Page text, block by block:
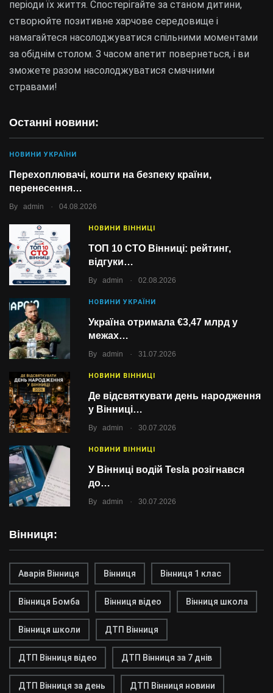
Останні новини:
НОВИНИ УКРАЇНИ
Перехоплювачі, кошти на безпеку країни,
перенесення…
By admin . 04.08.2026
НОВИНИ ВІННИЦІ
ТОП 10 СТО Вінниці: рейтинг,
відгуки…
By admin . 02.08.2026
НОВИНИ УКРАЇНИ
Україна отримала €3,47 млрд у
межах…
By admin . 31.07.2026
НОВИНИ ВІННИЦІ
Де відсвяткувати день народження
у Вінниці…
By admin . 30.07.2026
НОВИНИ ВІННИЦІ
У Вінниці водій Tesla розігнався
до…
By admin . 30.07.2026
Вінниця:
Аварія Вінниця Вінниця Вінниця 1 клас
Вінниця Бомба Вінниця відео Вінниця школа
Вінниця школи ДТП Вінниця
ДТП Вінниця відео ДТП Вінниця за 7 днів
ДТП Вінниця за день ДТП Вінниця новини
періоди їх життя. Спостерігайте за станом дитини,
створюйте позитивне харчове середовище і
намагайтеся насолоджуватися спільними моментами
за обіднім столом. З часом апетит повернеться, і ви
зможете разом насолоджуватися смачними
стравами!